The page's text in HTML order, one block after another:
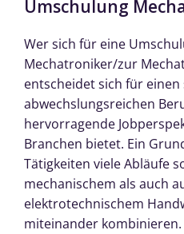
Umschulung
Wer sich für eine
Mechatroniker/zur
entscheidet sich für einen
abwechslungsreichen
hervorragende
Branchen bietet. Ein
Tätigkeiten viele Abläufe
mechanischem als auch
elektrotechnischem
miteinander